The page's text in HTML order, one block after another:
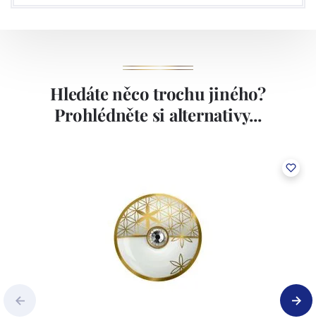
Hledáte něco trochu jiného?
Prohlédněte si alternativy...